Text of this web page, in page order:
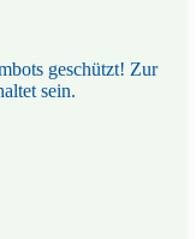
geschützt! Zur
sein.